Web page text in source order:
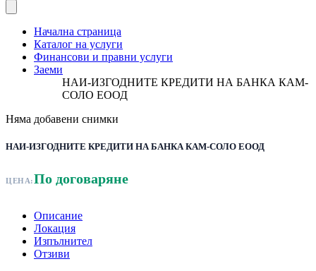
Начална страница
Каталог на услуги
Финансови и правни услуги
Заеми
НАИ-ИЗГОДНИТЕ КРЕДИТИ НА БАНКА КАМ-
СОЛО ЕООД
Няма добавени снимки
НАИ-ИЗГОДНИТЕ КРЕДИТИ НА БАНКА КАМ-СОЛО ЕООД
ЦЕНА:По договаряне
Описание
Локация
Изпълнител
Отзиви